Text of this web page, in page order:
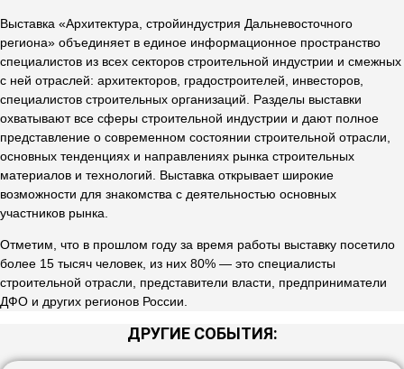
Выставка «Архитектура, стройиндустрия Дальневосточного
региона» объединяет в единое информационное пространство
специалистов из всех секторов строительной индустрии и смежных
с ней отраслей: архитекторов, градостроителей, инвесторов,
специалистов строительных организаций. Разделы выставки
охватывают все сферы строительной индустрии и дают полное
представление о современном состоянии строительной отрасли,
основных тенденциях и направлениях рынка строительных
материалов и технологий. Выставка открывает широкие
возможности для знакомства с деятельностью основных
участников рынка.
Отметим, что в прошлом году за время работы выставку посетило
более 15 тысяч человек, из них 80% — это специалисты
строительной отрасли, представители власти, предприниматели
ДФО и других регионов России.
ДРУГИЕ СОБЫТИЯ: